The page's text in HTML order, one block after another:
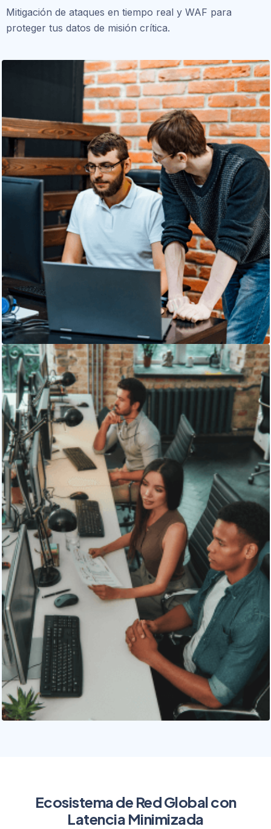
Mitigación de ataques en tiempo real y WAF para
proteger tus datos de misión crítica.
Ecosistema de Red Global con
Latencia Minimizada